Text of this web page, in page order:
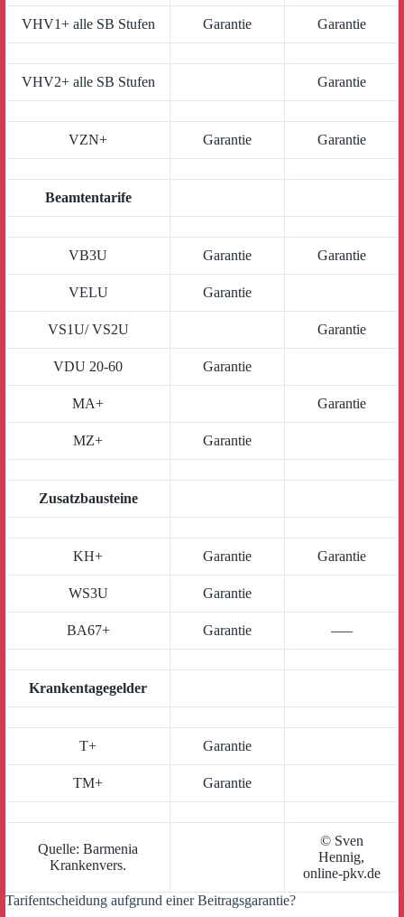
VHV1+ alle SB Stufen Garantie Garantie
VHV2+ alle SB Stufen Garantie
VZN+ Garantie Garantie
Beamtentarife
VB3U Garantie Garantie
VELU Garantie
VS1U/ VS2U Garantie
VDU 20-60 Garantie
MA+ Garantie
MZ+ Garantie
Zusatzbausteine
KH+ Garantie Garantie
WS3U Garantie
BA67+ Garantie —–
Krankentagegelder
T+ Garantie
TM+ Garantie
Quelle: Barmenia
Krankenvers.
© Sven
Hennig,
online-pkv.de
Tarifentscheidung aufgrund einer Beitragsgarantie?